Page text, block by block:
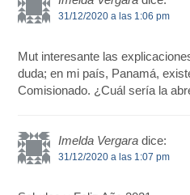
31/12/2020 a las 1:06 pm
Mut interesante las
duda; en mi país, Panamá,
Comisionado. ¿Cuál sería la
Imelda Vergara dice:
31/12/2020 a las 1:07 pm